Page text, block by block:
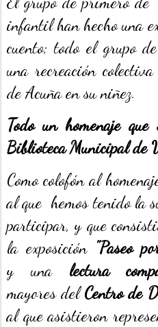
infantil han hecho una
cuento; todo el grupo
una recreación
de Acuña en su niñez.
Todo un homenaje
Biblioteca Municipal de
Como colofón al
al que hemos tenido la
participar, y que
la exposición "Paseo
y
una lectura
mayores delCentro de
al que asistieron